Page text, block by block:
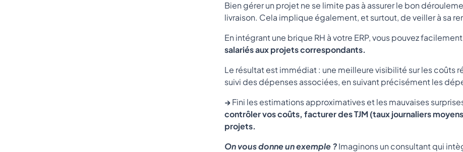
Bien gérer un projet ne se limite pas à assurer le bon
livraison. Cela implique également, et surtout, de veiller à sa
En intégrant une brique RH à votre ERP, vous pouvez
salariés aux projets correspondants.
Le résultat est immédiat : une meilleure visibilité sur les coûts
suivi des dépenses associées, en suivant précisément les
→Fini les estimations approximatives et les mauvaises
contrôler vos coûts, facturer des TJM (taux journaliers
projets.
On vous donne un exemple ?Imaginons un consultant qui